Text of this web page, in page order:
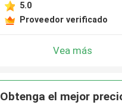
5.0
Proveedor verificado
Vea más
Obtenga el mejor